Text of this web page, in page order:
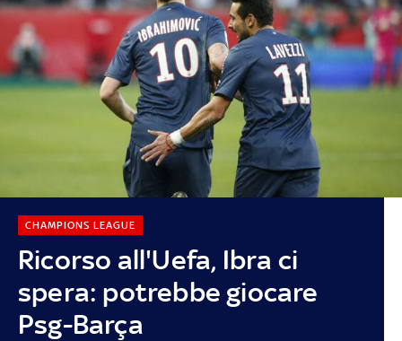
Ricorso all'Uefa, Ibra ci
spera: potrebbe giocare
Psg-Barça
CHAMPIONS LEAGUE